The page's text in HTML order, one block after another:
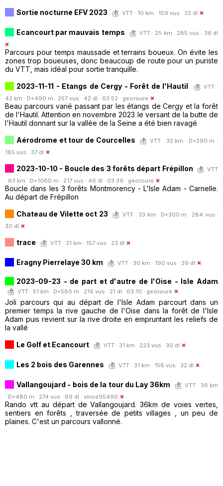
Sortie nocturne EFV 2023
VTT · 10 km · 159 vus · 32 dl
Ecancourt par mauvais temps VTT · 25 km · 285 vus · 36 dl
Parcours pour temps maussade et terrains boueux. On évite les
zones trop boueuses, donc beaucoup de route pour un puriste
du VTT, mais idéal pour sortie tranquille.
2023-11-11 - Etangs de Cergy - Forêt de l'Hautil
VTT ·
42 km · D+490 m · 257 vus · 42 dl · 03:52 · georoure
Beau parcours varié passant par les étangs de Cergy et la forêt
de l'Hautil. Attention en novembre 2023 le versant de la butte de
l'Hautil donnant sur la vallée de la Seine a été bien ravagé
Aérodrome et tour de Courcelles
VTT · 32 km · D+290 m ·
185 vus · 37 dl
2023-10-10 - Boucle des 3 forêts départ Frépillon
VTT
· 63 km · D+1060 m · 217 vus · 46 dl · 03:39 · georoure
Boucle dans les 3 forêts Montmorency - L'Isle Adam - Carnelle.
Au départ de Frépillon
Chateau de Vilette oct 23
VTT · 33 km · D+300 m · 284 vus ·
30 dl
trace VTT · 31 km · 157 vus · 23 dl
Eragny Pierrelaye 30 km VTT · 30 km · 190 vus · 39 dl
2023-09-23 - de part et d'autre de l'Oise - Isle Adam
VTT · 51 km · D+580 m · 216 vus · 21 dl · 03:10 · georoure
Joli parcours qui au départ de l'Isle Adam parcourt dans un
premier temps la rive gauche de l'Oise dans la forêt de l'Isle
Adam puis revient sur la rive droite en empruntant les reliefs de
la vallé
Le Golf et Ecancourt
VTT · 31 km · 223 vus · 30 dl
Les 2 bois des Garennes VTT · 31 km · 158 vus · 32 dl
Vallangoujard - bois de la tour du Lay 36km
VTT · 36 km
· D+480 m · 274 vus · 69 dl · vince95490
Rando vtt au départ de Vallangoujard. 36km de voies vertes,
sentiers en forêts , traversée de petits villages , un peu de
plaines. C'est un parcours vallonné.